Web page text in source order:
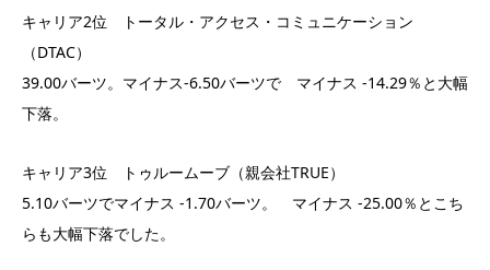
キャリア2位 トータル・アクセス・コミュニケーション
（DTAC）
39.00バーツ。マイナス-6.50バーツで マイナス -14.29％と大幅
下落。
キャリア3位 トゥルームーブ（親会社TRUE）
5.10バーツでマイナス -1.70バーツ。 マイナス -25.00％とこち
らも大幅下落でした。